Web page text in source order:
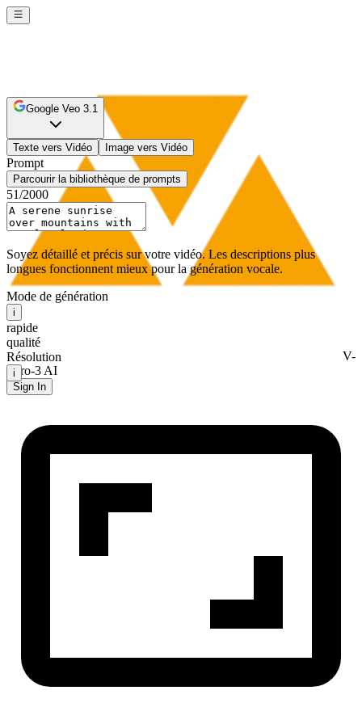
V-
Zero-3 AI
Sign In
Google Veo 3.1
Texte vers Vidéo Image vers Vidéo
Prompt
Parcourir la bibliothèque de prompts
51/2000
Soyez détaillé et précis sur votre vidéo. Les descriptions plus
longues fonctionnent mieux pour la génération vocale.
Mode de génération
i
rapide
qualité
Résolution
i